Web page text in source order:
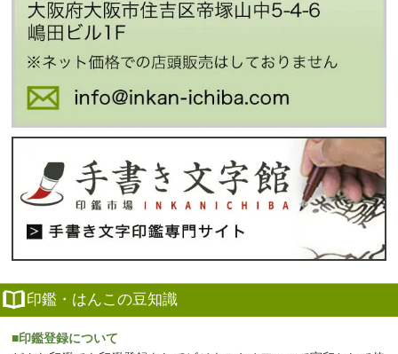
印鑑・はんこの豆知識
■印鑑登録について